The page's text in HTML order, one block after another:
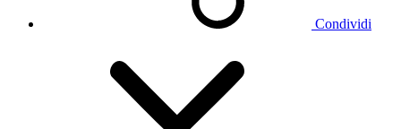
Condividi